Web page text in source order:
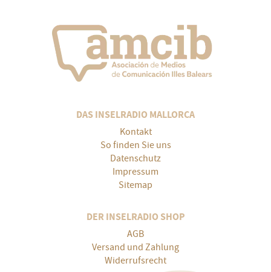
DAS INSELRADIO MALLORCA
Kontakt
So finden Sie uns
Datenschutz
Impressum
Sitemap
DER INSELRADIO SHOP
AGB
Versand und Zahlung
Widerrufsrecht